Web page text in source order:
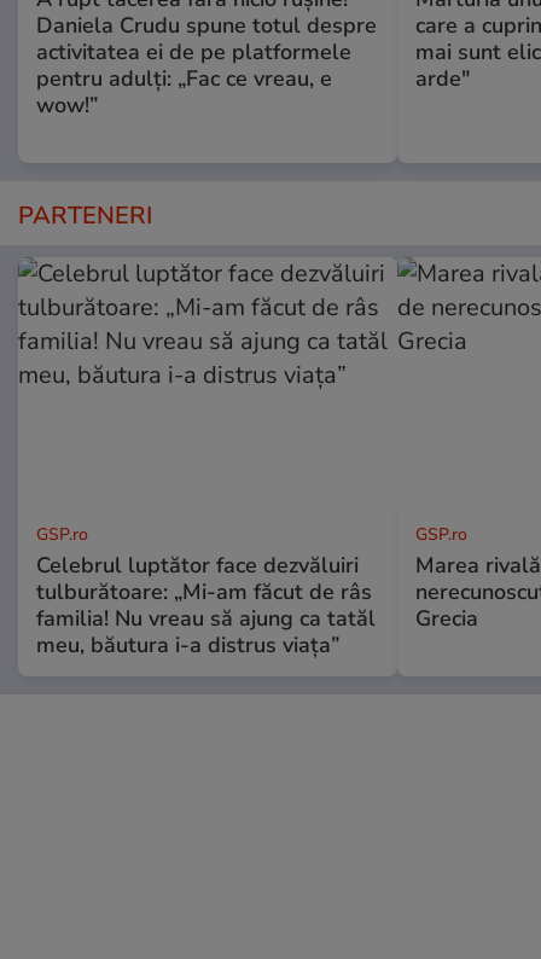
Daniela Crudu spune totul despre
activitatea ei de pe platformele
pentru adulți: „Fac ce vreau, e
wow!”
care a
mai sunt
arde"
PARTENERI
GSP.ro
Celebrul luptător face dezvăluiri
tulburătoare: „Mi-am făcut de râs
familia! Nu vreau să ajung ca tatăl
meu, băutura i-a distrus viața”
GSP.ro
Marea
Grecia